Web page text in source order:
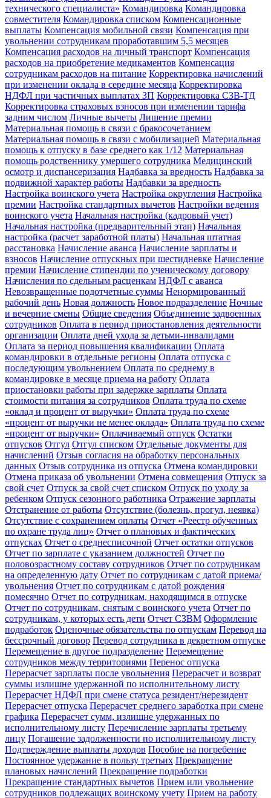
технического специалиста» Командировка Командировка
совместителя Командировка списком Компенсационные
выплаты Компенсация мобильной связи Компенсация при
увольнении сотрудникам проработавшим 5,5 месяцев
Компенсация расходов на личный транспорт Компенсация
расходов на приобретение медикаментов Компенсация
сотрудникам расходов на питание Корректировка начислений
при изменении оклада в середине месяца Корректировка
НДФЛ при частичных выплатах ЗП Корректировка СЗВ-ТД
Корректировка страховых взносов при изменении тарифа
задним числом Личные вычеты Лишение премии
Материальная помощь в связи с бракосочетанием
Материальная помощь в связи с мобилизацией Материальная
помощь к отпуску в базе среднего как 1/12 Материальная
помощь родственнику умершего сотрудника Медицинский
осмотр и диспансеризация Надбавка за вредность Надбавка за
подвижной характер работы Надбавки за вредность
Настройка воинского учета Настройка округления Настройка
премии Настройка стандартных вычетов Настройки ведения
воинского учета Начальная настройка (кадровый учет)
Начальная настройка (предварительный этап) Начальная
настройка (расчет заработной платы) Начальная штатная
расстановка Начисление аванса Начисление зарплаты и
взносов Начисление отпускных при шестидневке Начисление
премии Начисление стипендии по ученическому договору
Начисления по сдельным расценкам НДФЛ с аванса
Невозвращенные подотчетные суммы Ненормированный
рабочий день Новая должность Новое подразделение Ночные
и вечерние смены Общие сведения Объединение задвоенных
сотрудников Оплата в период приостановления деятельности
организации Оплата дней ухода за детьми-инвалидами
Оплата за период повышения квалификации Оплата
командировки в отдельные регионы Оплата отпуска с
последующим увольнением Оплата по среднему в
командировке в месяце приема на работу Оплата
приостановки работы при задержке зарплаты Оплата
стоимости питания за сотрудников Оплата труда по схеме
«оклад и процент от выручки» Оплата труда по схеме
«процент от выручки не менее оклада» Оплата труда по схеме
«процент от выручки» Оплачиваемый отпуск Остатки
отпусков Отгул Отгул списком Отдельные документы для
начислений Отзыв согласия на обработку персональных
данных Отзыв сотрудника из отпуска Отмена командировки
Отмена приказа об увольнении Отмена совмещения Отпуск за
свой счет Отпуск за свой счет списком Отпуск по уходу за
ребенком Отпуск сезонного работника Отражение зарплаты
Отстранение от работы Отсутствие (болезнь, прогул, неявка)
Отсутствие с сохранением оплаты Отчет «Реестр обученных
по охране труда лиц» Отчет о плановых и фактических
отпусках Отчет о среднесписочной Отчет остатки отпусков
Отчет по зарплате с указанием должностей Отчет по
половозрастному составу сотрудников Отчет по сотрудникам
на определенную дату Отчет по сотрудникам с датой приема/
увольнения Отчет по сотрудникам с датой рождения
помесячно Отчет по сотрудникам, находящимся в отпуске
Отчет по сотрудникам, снятым с воинского учета Отчет по
сотрудникам, у которых есть дети Отчет СЗВМ Оформление
подработок Оценочные обязательства по отпускам Перевод на
бессрочный договор Перевод сотрудника в декретном отпуске
Перемещение в другое подразделение Перемещение
сотрудников между территориями Перенос отпуска
Перерасчет зарплаты после увольнения Перерасчет и возврат
суммы излишне удержанной по исполнительному листу
Перерасчет НДФЛ при смене статуса резидент/нерезидент
Перерасчет отпуска Перерасчет среднего заработка при смене
графика Перерасчет сумм, излишне удержанных по
исполнительному листу Перечисление зарплаты третьему
лицу Погашение задолженности по исполнительному листу
Подтверждение выплаты доходов Пособие на погребение
Постоянное удержание в пользу третьих Прекращение
плановых начислений Прекращение подработки
Прекращение стандартных вычетов Прием или увольнение
сотрудников подлежащих воинскому учету Прием на работу